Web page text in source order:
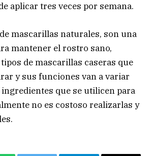
aplicar tres veces por semana.
mascarillas naturales, son una
mantener el rostro sano,
de mascarillas caseras que
y sus funciones van a variar
ingredientes que se utilicen para
no es costoso realizarlas y